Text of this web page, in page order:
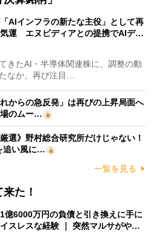
AIインフラの新たな主役」として再
運 エヌビディアとの提携でAIデ…
きたAI・半導体関連株に、調整の動
なか、再び注目…
からの急反発」は再びの上昇局面へ
のムー…
選》野村総合研究所だけじゃない！
追い風に…
一覧を見る
た！
1億6000万円の負債と引き換えに手に
スレスな経験 ｜ 突然マルサがや…